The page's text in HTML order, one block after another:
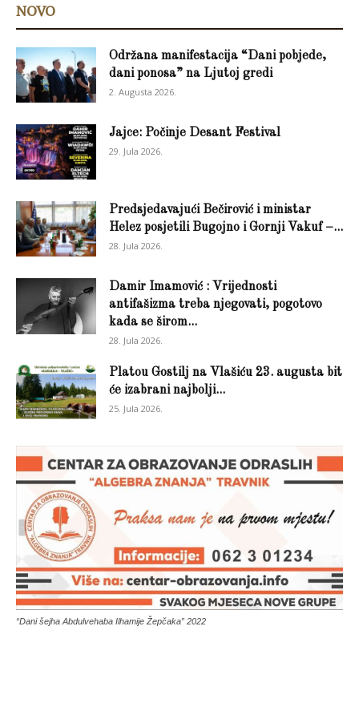
NOVO
Održana manifestacija “Dani pobjede,
dani ponosa” na Ljutoj gredi
2. Augusta 2026.
Jajce: Počinje Desant Festival
29. Jula 2026.
Predsjedavajući Bečirović i ministar
Helez posjetili Bugojno i Gornji Vakuf –...
28. Jula 2026.
Damir Imamović : Vrijednosti
antifašizma treba njegovati, pogotovo
kada se širom...
28. Jula 2026.
Platou Gostilj na Vlašiću 23. augusta bit
će izabrani najbolji...
25. Jula 2026.
“Dani šejha Abdulvehaba Ilhamije Žepčaka” 2022